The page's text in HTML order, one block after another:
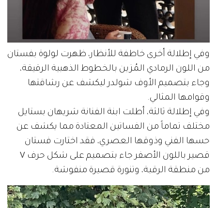
وفي إطلالة أخرى خاطفة للأنظار، ظهرت لولوة بفستان
من اللون الرمادي المُزين بالخطوط الذهبية الرقيقة،
وجاء بتصميم الأوف شولدر ليكشف عن رشاقتها
وقوامها المثالي.
وفي إطلالة ثالثة، أطلت ابنة الفنانة شريهان بستايل
مختلف تماماً من الفساتين المعتادة مما يكشف عن
حسها الفني وذوقها العصري، فقد اختارت فستان
قصير باللون الأصفر جاء بتصميم على شكل حرف V
من منطقة الرقبة، وتنورة قصيرة منفوشة.